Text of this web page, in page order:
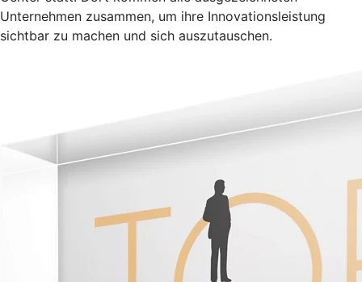
Unternehmen zusammen, um ihre Innovationsleistung
sichtbar zu machen und sich auszutauschen.